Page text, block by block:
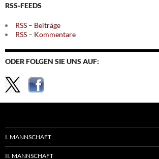
RSS-FEEDS
RSS – Beiträge
RSS – Kommentare
ODER FOLGEN SIE UNS AUF:
I. MANNSCHAFT
II. MANNSCHAFT